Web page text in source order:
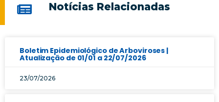
Notícias Relacionadas
Boletim Epidemiológico de Arboviroses |
Atualização de 01/01 a 22/07/2026
23/07/2026